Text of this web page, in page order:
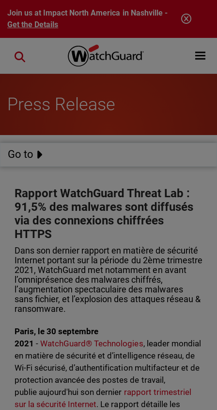
Skip to main content
Join us at Impact North America in Nashville -
Get the Details
Open
Close search
Press Release
Go to
Rapport WatchGuard Threat Lab :
91,5% des malwares sont diffusés
via des connexions chiffrées
HTTPS
Dans son dernier rapport en matière de sécurité
Internet portant sur la période du 2ème trimestre
2021, WatchGuard met notamment en avant
l’omniprésence des malwares chiffrés,
l’augmentation spectaculaire des malwares
sans fichier, et l’explosion des attaques réseau &
ransomware.
Paris, le 30 septembre
2021 -WatchGuard® Technologies, leader mondial
en matière de sécurité et d’intelligence réseau, de
Wi-Fi sécurisé, d’authentification multifacteur et de
protection avancée des postes de travail,
publie aujourd'hui son dernier rapport trimestriel
sur la sécurité Internet. Le rapport détaille les